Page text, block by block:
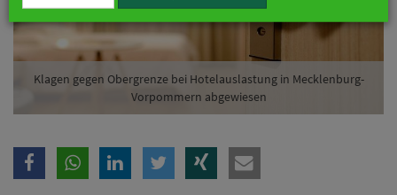
Klagen gegen Obergrenze bei Hotelauslastung in Mecklenburg-
Vorpommern abgewiesen
Anmelden Danke, heute nicht